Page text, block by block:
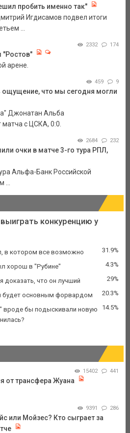
пробить именно так"
Игдисамов подвел итоги
...
2332 174
"Ростов"
арене.
459 9
ощущение, что мы сегодня могли
Джонатан Альба
с ЦСКА, 0:0.
2684 232
очки в матче 3-го тура РПЛ,
Альфа-Банк Российской
конкуренцию у
в котором все возможно 31.9%
хорош в "Рубине" 4.3%
доказать, что он лучший 29%
будет основным форвардом 20.3%
вроде бы подыскивали новую
14.5%
15402 441
от трансфера Жуана
9391 286
или Мойзес? Кто сыграет за